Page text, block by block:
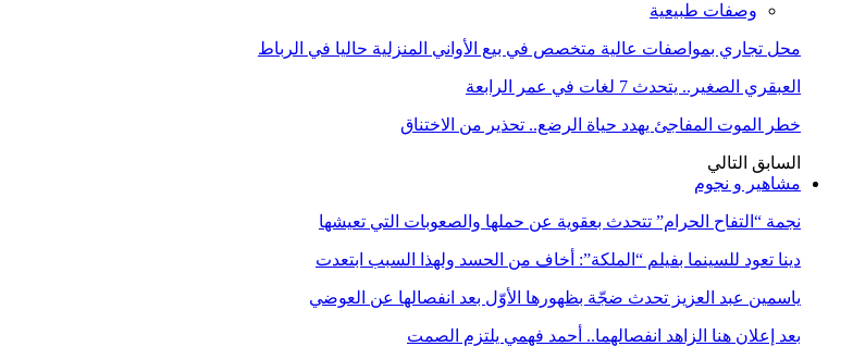
وصفات طبيعية
محل تجاري بمواصفات عالية متخصص في بيع الأواني المنزلية حاليا في الرباط
العبقري الصغير.. يتحدث 7 لغات في عمر الرابعة
خطر الموت المفاجئ يهدد حياة الرضع.. تحذير من الاختناق
السابق التالي
مشاهير و نجوم
نجمة “التفاح الحرام” تتحدث بعقوية عن حملها والصعوبات التي تعيشها
دينا تعود للسينما بفيلم “الملكة”: أخاف من الحسد ولهذا السبب ابتعدت
ياسمين عبد العزيز تحدث ضجّة بظهورها الأوّل بعد انفصالها عن العوضي
بعد إعلان هنا الزاهد انفصالهما.. أحمد فهمي يلتزم الصمت